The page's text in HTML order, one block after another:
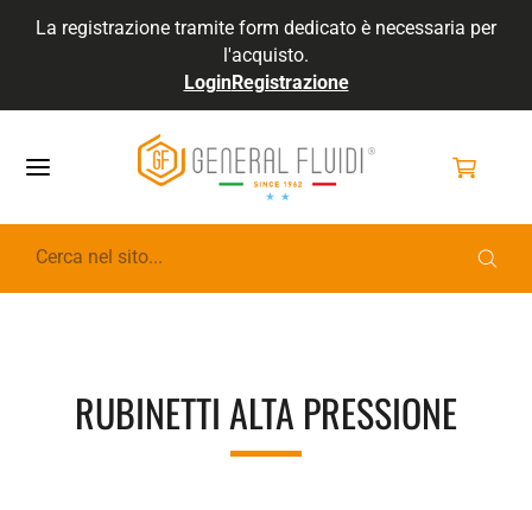
La registrazione tramite form dedicato è necessaria per
l'acquisto.
LoginRegistrazione
GENERALFLUIDI
RUBINETTI ALTA PRESSIONE